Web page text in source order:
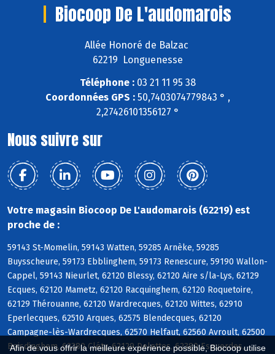
Afin de vous offrir la meilleure expérience possible, Biocoop utilise
Biocoop De L'audomarois
Allée Honoré de Balzac
62219 Longuenesse
Téléphone :03 21 11 95 38
Coordonnées GPS :50,7403074779843 ° ,
2,27426101356127 °
Nous suivre sur
Votre magasin Biocoop De L'audomarois (62219) est
proche de :
59143 St-Momelin, 59143 Watten, 59285 Arnèke, 59285
Buysscheure, 59173 Ebblinghem, 59173 Renescure, 59190 Wallon-
Cappel, 59143 Nieurlet, 62120 Blessy, 62120 Aire s/la-Lys, 62129
Ecques, 62120 Mametz, 62120 Racquinghem, 62120 Roquetoire,
62129 Thérouanne, 62120 Wardrecques, 62120 Wittes, 62910
Eperlecques, 62510 Arques, 62575 Blendecques, 62120
Campagne-lès-Wardrecques, 62570 Helfaut, 62560 Avroult, 62500
Boisdinghem, 62380 Cléty, 62129 Delettes, 62380 Esquerdes,